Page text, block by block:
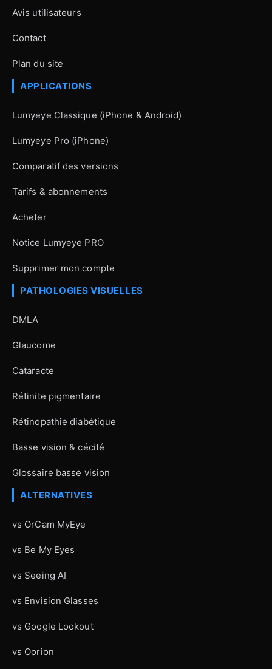
Avis utilisateurs
Contact
Plan du site
APPLICATIONS
Lumyeye Classique (iPhone & Android)
Lumyeye Pro (iPhone)
Comparatif des versions
Tarifs & abonnements
Acheter
Notice Lumyeye PRO
Supprimer mon compte
PATHOLOGIES VISUELLES
DMLA
Glaucome
Cataracte
Rétinite pigmentaire
Rétinopathie diabétique
Basse vision & cécité
Glossaire basse vision
ALTERNATIVES
vs OrCam MyEye
vs Be My Eyes
vs Seeing AI
vs Envision Glasses
vs Google Lookout
vs Oorion